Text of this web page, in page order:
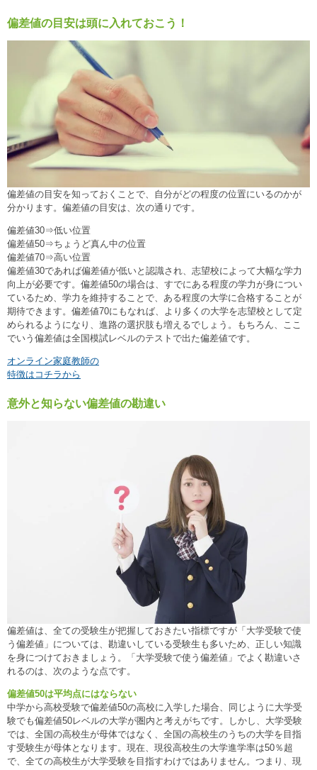
偏差値の目安は頭に入れておこう！
偏差値の目安を知っておくことで、自分がどの程度の位置にいるのかが
分かります。偏差値の目安は、次の通りです。
偏差値30⇒低い位置
偏差値50⇒ちょうど真ん中の位置
偏差値70⇒高い位置
偏差値30であれば偏差値が低いと認識され、志望校によって大幅な学力
向上が必要です。偏差値50の場合は、すでにある程度の学力が身につい
ているため、学力を維持することで、ある程度の大学に合格することが
期待できます。偏差値70にもなれば、より多くの大学を志望校として定
められるようになり、進路の選択肢も増えるでしょう。もちろん、ここ
でいう偏差値は全国模試レベルのテストで出た偏差値です。
オンライン家庭教師の
特徴はコチラから
意外と知らない偏差値の勘違い
偏差値は、全ての受験生が把握しておきたい指標ですが「大学受験で使
う偏差値」については、勘違いしている受験生も多いため、正しい知識
を身につけておきましょう。「大学受験で使う偏差値」でよく勘違いさ
れるのは、次のような点です。
偏差値50は平均点にはならない
中学から高校受験で偏差値50の高校に入学した場合、同じように大学受
験でも偏差値50レベルの大学が圏内と考えがちです。しかし、大学受験
では、全国の高校生が母体ではなく、全国の高校生のうちの大学を目指
す受験生が母体となります。現在、現役高校生の大学進学率は50％超
で、全ての高校生が大学受験を目指すわけではありません。つまり、現